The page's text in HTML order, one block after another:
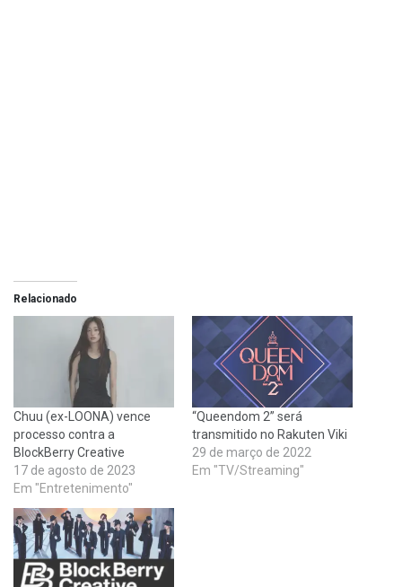
Relacionado
Chuu (ex-LOONA) vence
processo contra a
BlockBerry Creative
17 de agosto de 2023
Em "Entretenimento"
“Queendom 2” será
transmitido no Rakuten Viki
29 de março de 2022
Em "TV/Streaming"